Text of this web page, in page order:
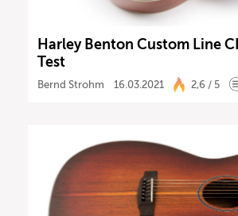
Harley Benton Custom Line
Test
Bernd Strohm 16.03.2021 2,6 / 5